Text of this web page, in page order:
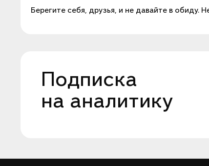
Берегите себя, друзья, и не давайте в обиду.
Подписка
на аналитику